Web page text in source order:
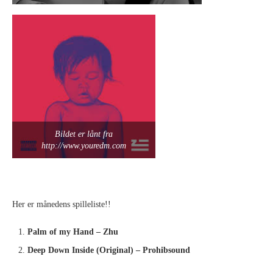
Bildet er lånt fra
http://www.youredm.com
Her er månedens spilleliste!!
Palm of my Hand – Zhu
Deep Down Inside (Original) – Prohibsound